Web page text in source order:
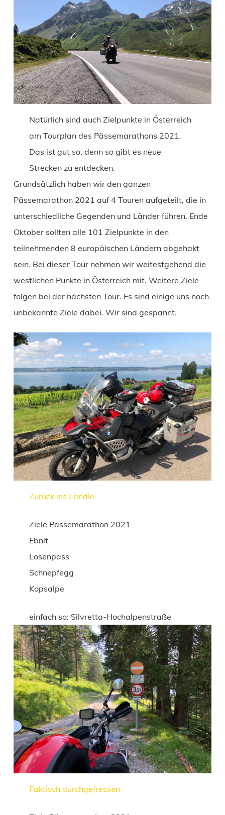
Natürlich sind auch Zielpunkte in Österreich
am Tourplan des Pässemarathons 2021.
Das ist gut so, denn so gibt es neue
Strecken zu entdecken.
Grundsätzlich haben wir den ganzen
Pässemarathon 2021 auf 4 Touren aufgeteilt, die in
unterschiedliche Gegenden und Länder führen. Ende
Oktober sollten alle 101 Zielpunkte in den
teilnehmenden 8 europäischen Ländern abgehakt
sein. Bei dieser Tour nehmen wir weitestgehend die
westlichen Punkte in Österreich mit. Weitere Ziele
folgen bei der nächsten Tour. Es sind einige uns noch
unbekannte Ziele dabei. Wir sind gespannt.
Zurück ins Ländle
Ziele Pässemarathon 2021
Ebnit
Losenpass
Schnepfegg
Kopsalpe
einfach so: Silvretta-Hochalpenstraße
Faktisch durchgefressen